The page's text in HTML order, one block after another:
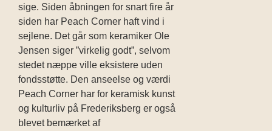
sige. Siden åbningen for snart fire år
siden har Peach Corner haft vind i
sejlene. Det går som keramiker Ole
Jensen siger ”virkelig godt”, selvom
stedet næppe ville eksistere uden
fondsstøtte. Den anseelse og værdi
Peach Corner har for keramisk kunst
og kulturliv på Frederiksberg er også
blevet bemærket af